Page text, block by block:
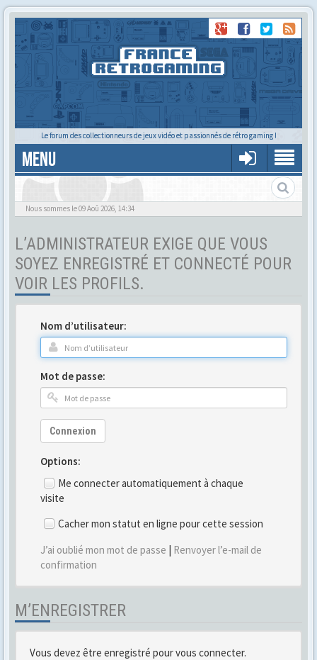
Le forum des collectionneurs de jeux vidéo et passionnés de rétro gaming !
MENU
Tu cherches quelqu'un ?
Nous sommes le 09 Aoû 2026, 14:34
L’ADMINISTRATEUR EXIGE QUE VOUS
SOYEZ ENREGISTRÉ ET CONNECTÉ POUR
VOIR LES PROFILS.
Nom d’utilisateur:
Mot de passe:
Connexion
Options:
Me connecter automatiquement à chaque
visite
Cacher mon statut en ligne pour cette session
J’ai oublié mon mot de passe | Renvoyer l’e-mail de
confirmation
M’ENREGISTRER
Vous devez être enregistré pour vous connecter.